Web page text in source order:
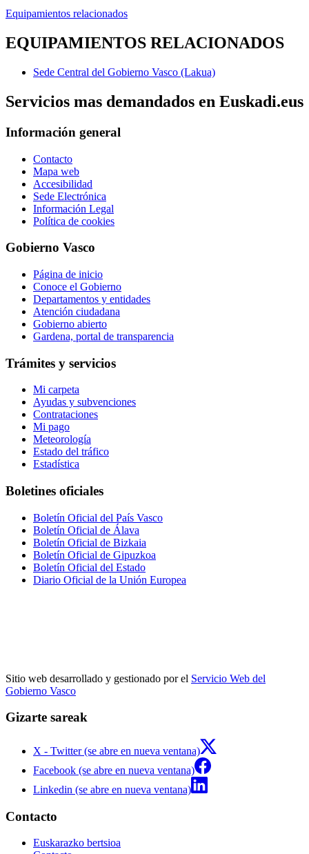
Equipamientos relacionados
EQUIPAMIENTOS RELACIONADOS
Sede Central del Gobierno Vasco (Lakua)
Servicios mas demandados en Euskadi.eus
Información general
Contacto
Mapa web
Accesibilidad
Sede Electrónica
Información Legal
Política de cookies
Gobierno Vasco
Página de inicio
Conoce el Gobierno
Departamentos y entidades
Atención ciudadana
Gobierno abierto
Gardena, portal de transparencia
Trámites y servicios
Mi carpeta
Ayudas y subvenciones
Contrataciones
Mi pago
Meteorología
Estado del tráfico
Estadística
Boletines oficiales
Boletín Oficial del País Vasco
Boletín Oficial de Álava
Boletín Oficial de Bizkaia
Boletín Oficial de Gipuzkoa
Boletín Oficial del Estado
Diario Oficial de la Unión Europea
Sitio web desarrollado y gestionado por el Servicio Web del
Gobierno Vasco
Gizarte sareak
X - Twitter (se abre en nueva ventana)
Facebook (se abre en nueva ventana)
Linkedin (se abre en nueva ventana)
Contacto
Euskarazko bertsioa